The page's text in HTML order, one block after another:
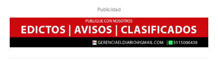
Publicidad